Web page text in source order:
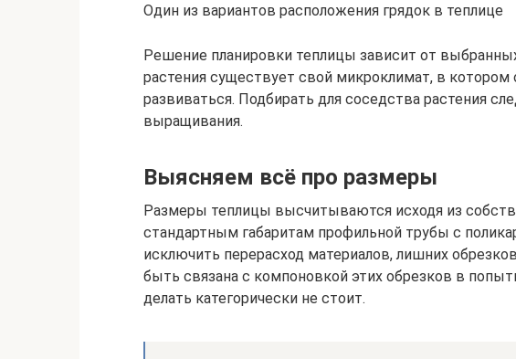
Один из вариантов расположения грядок в теплице
Решение планировки теплицы зависит от
растения существует свой микроклимат, в котором
развиваться. Подбирать для соседства растения
выращивания.
Выясняем всё про размеры
Размеры теплицы высчитываются исходя из
стандартным габаритам профильной трубы с
исключить перерасход материалов, лишних
быть связана с компоновкой этих обрезков в
делать категорически не стоит.